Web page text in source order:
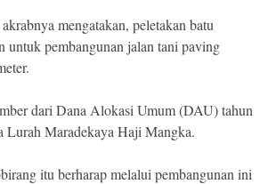
mengatakan, peletakan batu
untuk pembangunan jalan tani paving
dari Dana Alokasi Umum (DAU) tahun
Lurah Maradekaya Haji Mangka.
itu berharap melalui pembangunan ini